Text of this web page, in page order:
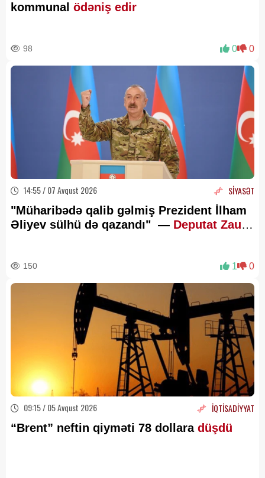
kommunal ödəniş edir
98 0 0
14:55 / 07 Avqust 2026 SİYASƏT
"Müharibədə qalib gəlmiş Prezident İlham
Əliyev sülhü də qazandı" — Deputat Zaur
150 1 0
09:15 / 05 Avqust 2026 İQTİSADİYYAT
“Brent” neftin qiyməti 78 dollaradüşdü